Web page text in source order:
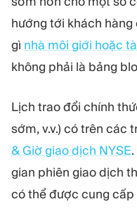
hướng tới khách
gì nhà môi giới hoặc
không phải là bảng
Lịch trao đổi chính
sớm, v.v.) có trên các
& Giờ giao dịch NYSE
gian phiên giao dịch
có thể được cung